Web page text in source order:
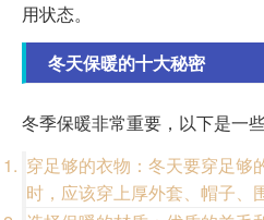
用状态。
冬天保暖的十大秘密
冬季保暖非常重要，以下是一
穿足够的衣物：冬天要穿足够
时，应该穿上厚外套、帽子、